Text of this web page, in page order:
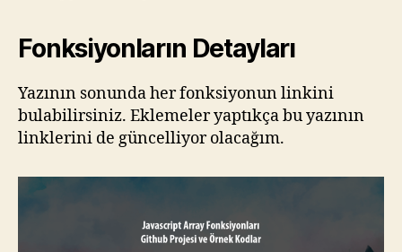
Fonksiyonların Detayları
Yazının sonunda her fonksiyonun linkini
bulabilirsiniz. Eklemeler yaptıkça bu yazının
linklerini de güncelliyor olacağım.